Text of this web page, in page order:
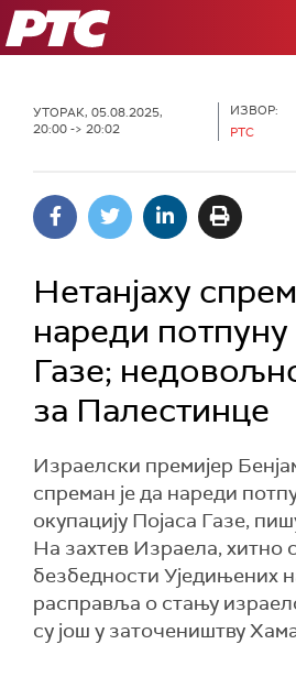
РТС
УТОРАК, 05.08.2025,
20:00 -> 20:02
ИЗВОР:
РТС
Нетанјаху
нареди потпуну
Газе;
за Палестинце
Израелски премијер
спреман је да нареди
окупацију Појаса Газе,
На захтев Израела, хитно
безбедности Уједињених
расправља о стању
су још у заточеништву